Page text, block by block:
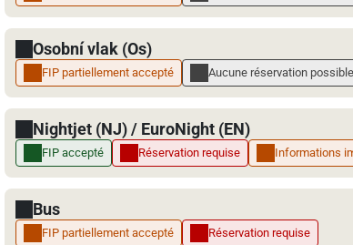
Osobní vlak (Os)
FIP partiellement accepté Aucune réservation possible
Nightjet (NJ) / EuroNight (EN)
FIP accepté Réservation requise Informations
Bus
FIP partiellement accepté Réservation requise